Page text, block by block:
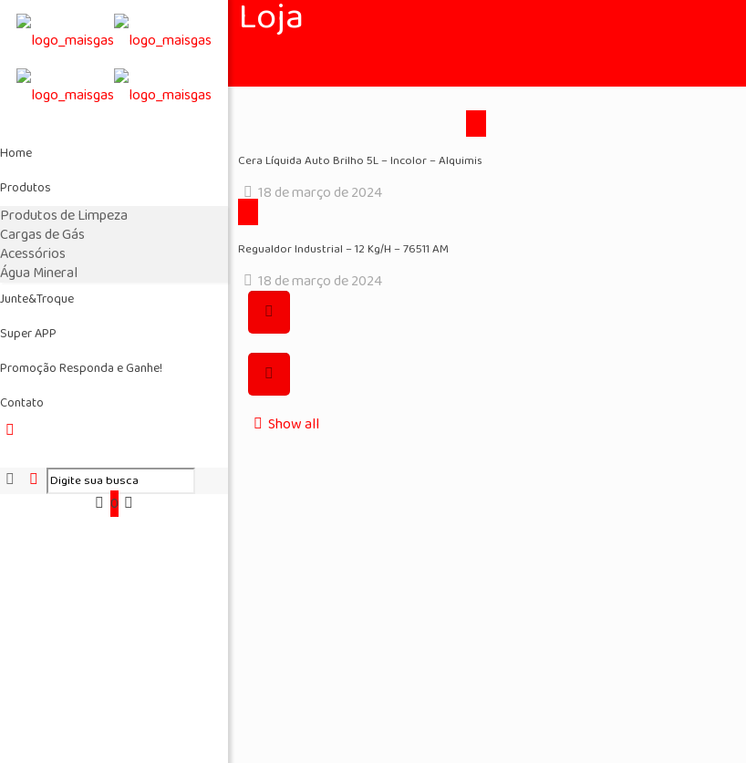
Home
Produtos
Produtos de Limpeza
Cargas de Gás
Acessórios
Água Mineral
Junte&Troque
Super APP
Promoção Responda e Ganhe!
Contato
0
Loja
Cera Líquida Auto Brilho 5L – Incolor – Alquimis
18 de março de 2024
Regualdor Industrial – 12 Kg/H – 76511 AM
18 de março de 2024
Show all